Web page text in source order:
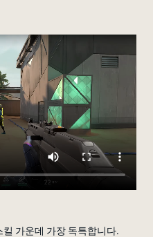
가운데 가장 독특합니다.